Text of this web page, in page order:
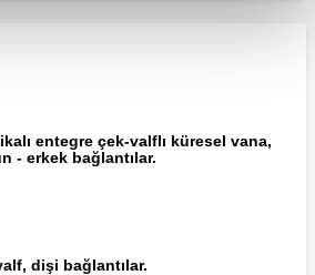
entegre çek-valflı küresel vana,
- erkek bağlantılar.
dişi bağlantılar.